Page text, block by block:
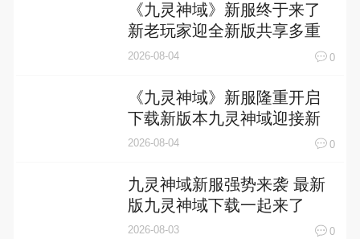
《九灵神域》新服终于来了
新老玩家迎全新版共享多重
福利
2026-08-04 0
《九灵神域》新服隆重开启
下载新版本九灵神域迎接新
征程
2026-08-04 0
九灵神域新服强势来袭 最新
版九灵神域下载一起来了
2026-08-03 0